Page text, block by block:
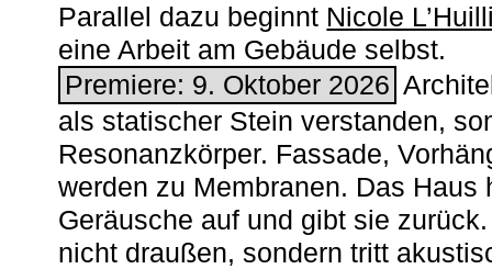
Parallel dazu beginnt Nicole
eine Arbeit am Gebäude selbst.
Premiere: 9. Oktober 2026
als statischer Stein verstanden,
Resonanzkörper. Fassade,
werden zu Membranen. Das Haus
Geräusche auf und gibt sie
nicht draußen, sondern tritt